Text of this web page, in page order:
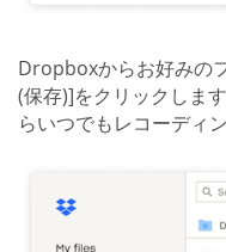
Dropboxからお好みの
(保存)]をクリックしま
らいつでもレコーディ